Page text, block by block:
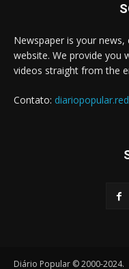
Newspaper is your
website. We provide you
videos straight from the
Contato:
Diário Popular © 2000-2024.